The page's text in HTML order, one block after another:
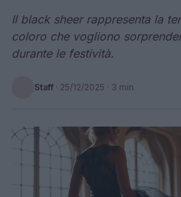
Il black sheer rappresenta la
coloro che vogliono
durante le festività.
Staff · 25/12/2025 · 3 min